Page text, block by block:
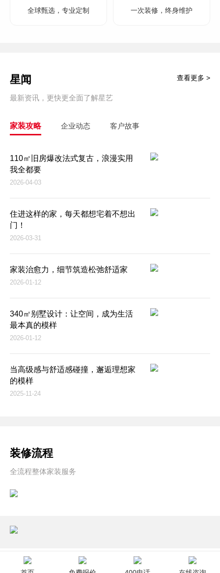
全球甄选，专业定制 一次装修，终身维护
星闻
最新资讯，更快更全面了解星艺
查看更多 >
家装攻略 企业动态 客户故事
110㎡旧房爆改法式复古，浪漫实用
我全都要
2026-04-03
住进这样的家，每天都想宅着不想出
门！
2026-03-31
家装治愈力，细节筑造松弛舒适家
2026-01-12
340㎡别墅设计：让空间，成为生活
最本真的模样
2026-01-12
当高级感与舒适感碰撞，邂逅理想家
的模样
2025-11-24
装修流程
全流程整体家装服务